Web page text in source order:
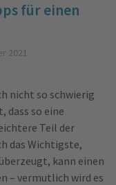
für einen
2021
nicht so schwierig
dass so eine
Teil der
das Wichtigste,
kann einen
– vermutlich wird es